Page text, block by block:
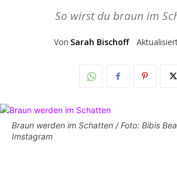
So wirst du braun im
Von Sarah Bischoff
Braun werden im Schatten / Foto: Bibis
Imstagram